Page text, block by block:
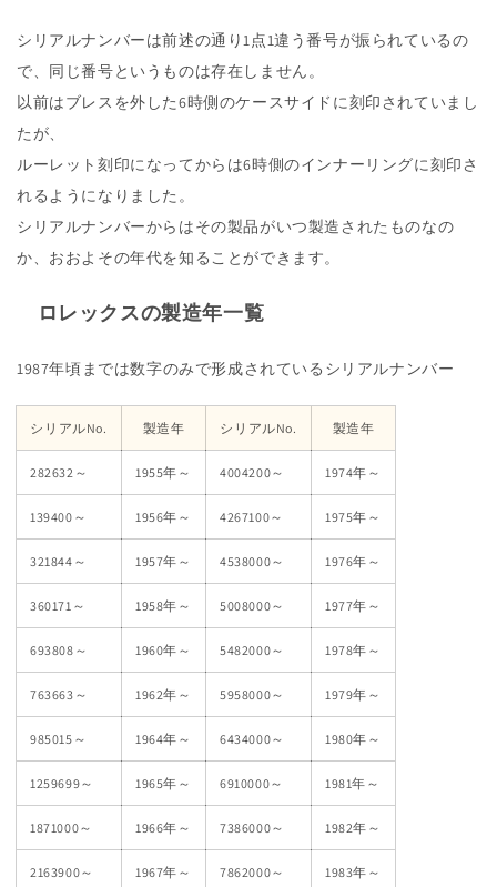
シリアルナンバーは前述の通り1点1違う番号が振られているの
で、同じ番号というものは存在しません。
以前はブレスを外した6時側のケースサイドに刻印されていまし
たが、
ルーレット刻印になってからは6時側のインナーリングに刻印さ
れるようになりました。
シリアルナンバーからはその製品がいつ製造されたものなの
か、おおよその年代を知ることができます。
ロレックスの製造年一覧
1987年頃までは数字のみで形成されているシリアルナンバー
シリアルNo. 製造年 シリアルNo. 製造年
282632～ 1955年～ 4004200～ 1974年～
139400～ 1956年～ 4267100～ 1975年～
321844～ 1957年～ 4538000～ 1976年～
360171～ 1958年～ 5008000～ 1977年～
693808～ 1960年～ 5482000～ 1978年～
763663～ 1962年～ 5958000～ 1979年～
985015～ 1964年～ 6434000～ 1980年～
1259699～ 1965年～ 6910000～ 1981年～
1871000～ 1966年～ 7386000～ 1982年～
2163900～ 1967年～ 7862000～ 1983年～